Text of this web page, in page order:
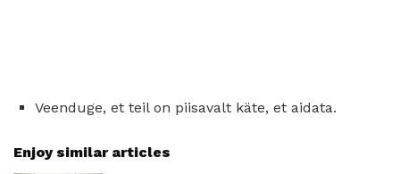
Veenduge, et teil on piisavalt käte, et aidata.
Enjoy similar articles